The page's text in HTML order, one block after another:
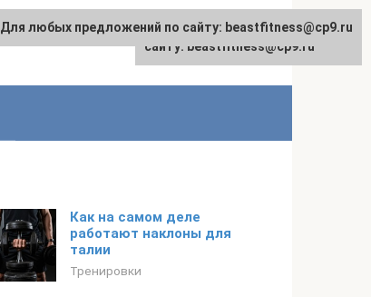
Как на самом деле
работают наклоны для
талии
Тренировки
Для любых предложений по
сайту: beastfitness@cp9.ru
Для любых предложений по сайту: beastfitness@cp9.ru